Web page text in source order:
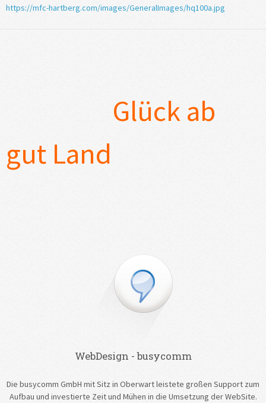
https://mfc-hartberg.com/images/GeneralImages/hq100a.jpg
Glück ab
gut Land
WebDesign - busycomm
Die busycomm GmbH mit Sitz in Oberwart leistete großen Support zum
Aufbau und investierte Zeit und Mühen in die Umsetzung der WebSite.